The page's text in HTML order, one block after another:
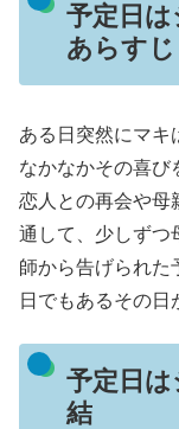
予定日
あらすじ
ある日突然にマキ
なかなかその喜び
恋人との再会や母
通して、少しずつ
師から告げられた
日でもあるその日
予定日
結